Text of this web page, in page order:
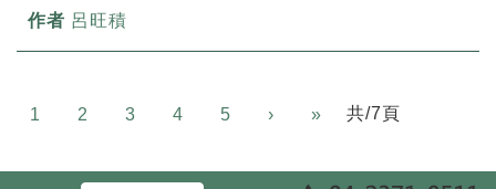
呂旺積
1 2 3 4 5 › » Next共/7頁